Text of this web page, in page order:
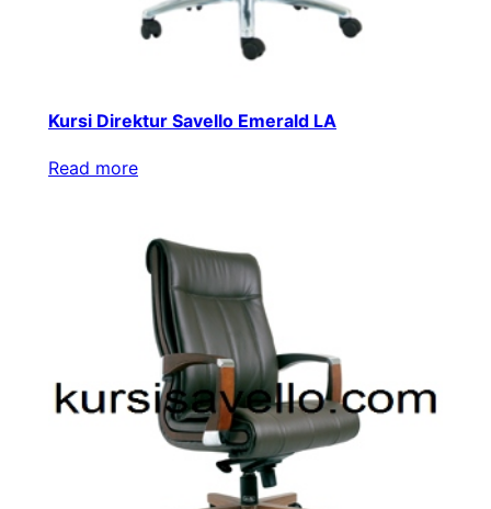
Kursi Direktur Savello Emerald LA
Read more